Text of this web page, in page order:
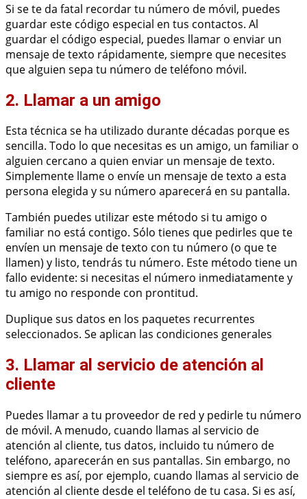
Si se te da fatal recordar tu número de móvil, puedes
guardar este código especial en tus contactos. Al
guardar el código especial, puedes llamar o enviar un
mensaje de texto rápidamente, siempre que necesites
que alguien sepa tu número de teléfono móvil.
2. Llamar a un amigo
Esta técnica se ha utilizado durante décadas porque es
sencilla. Todo lo que necesitas es un amigo, un familiar o
alguien cercano a quien enviar un mensaje de texto.
Simplemente llame o envíe un mensaje de texto a esta
persona elegida y su número aparecerá en su pantalla.
También puedes utilizar este método si tu amigo o
familiar no está contigo. Sólo tienes que pedirles que te
envíen un mensaje de texto con tu número (o que te
llamen) y listo, tendrás tu número. Este método tiene un
fallo evidente: si necesitas el número inmediatamente y
tu amigo no responde con prontitud.
Duplique sus datos en los paquetes recurrentes
seleccionados. Se aplican las condiciones generales
3. Llamar al servicio de atención al
cliente
Puedes llamar a tu proveedor de red y pedirle tu número
de móvil. A menudo, cuando llamas al servicio de
atención al cliente, tus datos, incluido tu número de
teléfono, aparecerán en sus pantallas. Sin embargo, no
siempre es así, por ejemplo, cuando llamas al servicio de
atención al cliente desde el teléfono de tu casa. Si es así,